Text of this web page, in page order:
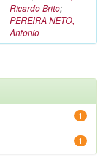
Ricardo Brito;
PEREIRA NETO,
Antonio
1
1